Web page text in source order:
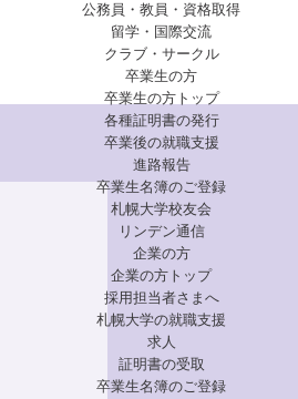
公務員・教員・資格取得
留学・国際交流
クラブ・サークル
卒業生の方
卒業生の方トップ
各種証明書の発行
卒業後の就職支援
進路報告
卒業生名簿のご登録
札幌大学校友会
リンデン通信
企業の方
企業の方トップ
採用担当者さまへ
札幌大学の就職支援
求人
証明書の受取
卒業生名簿のご登録